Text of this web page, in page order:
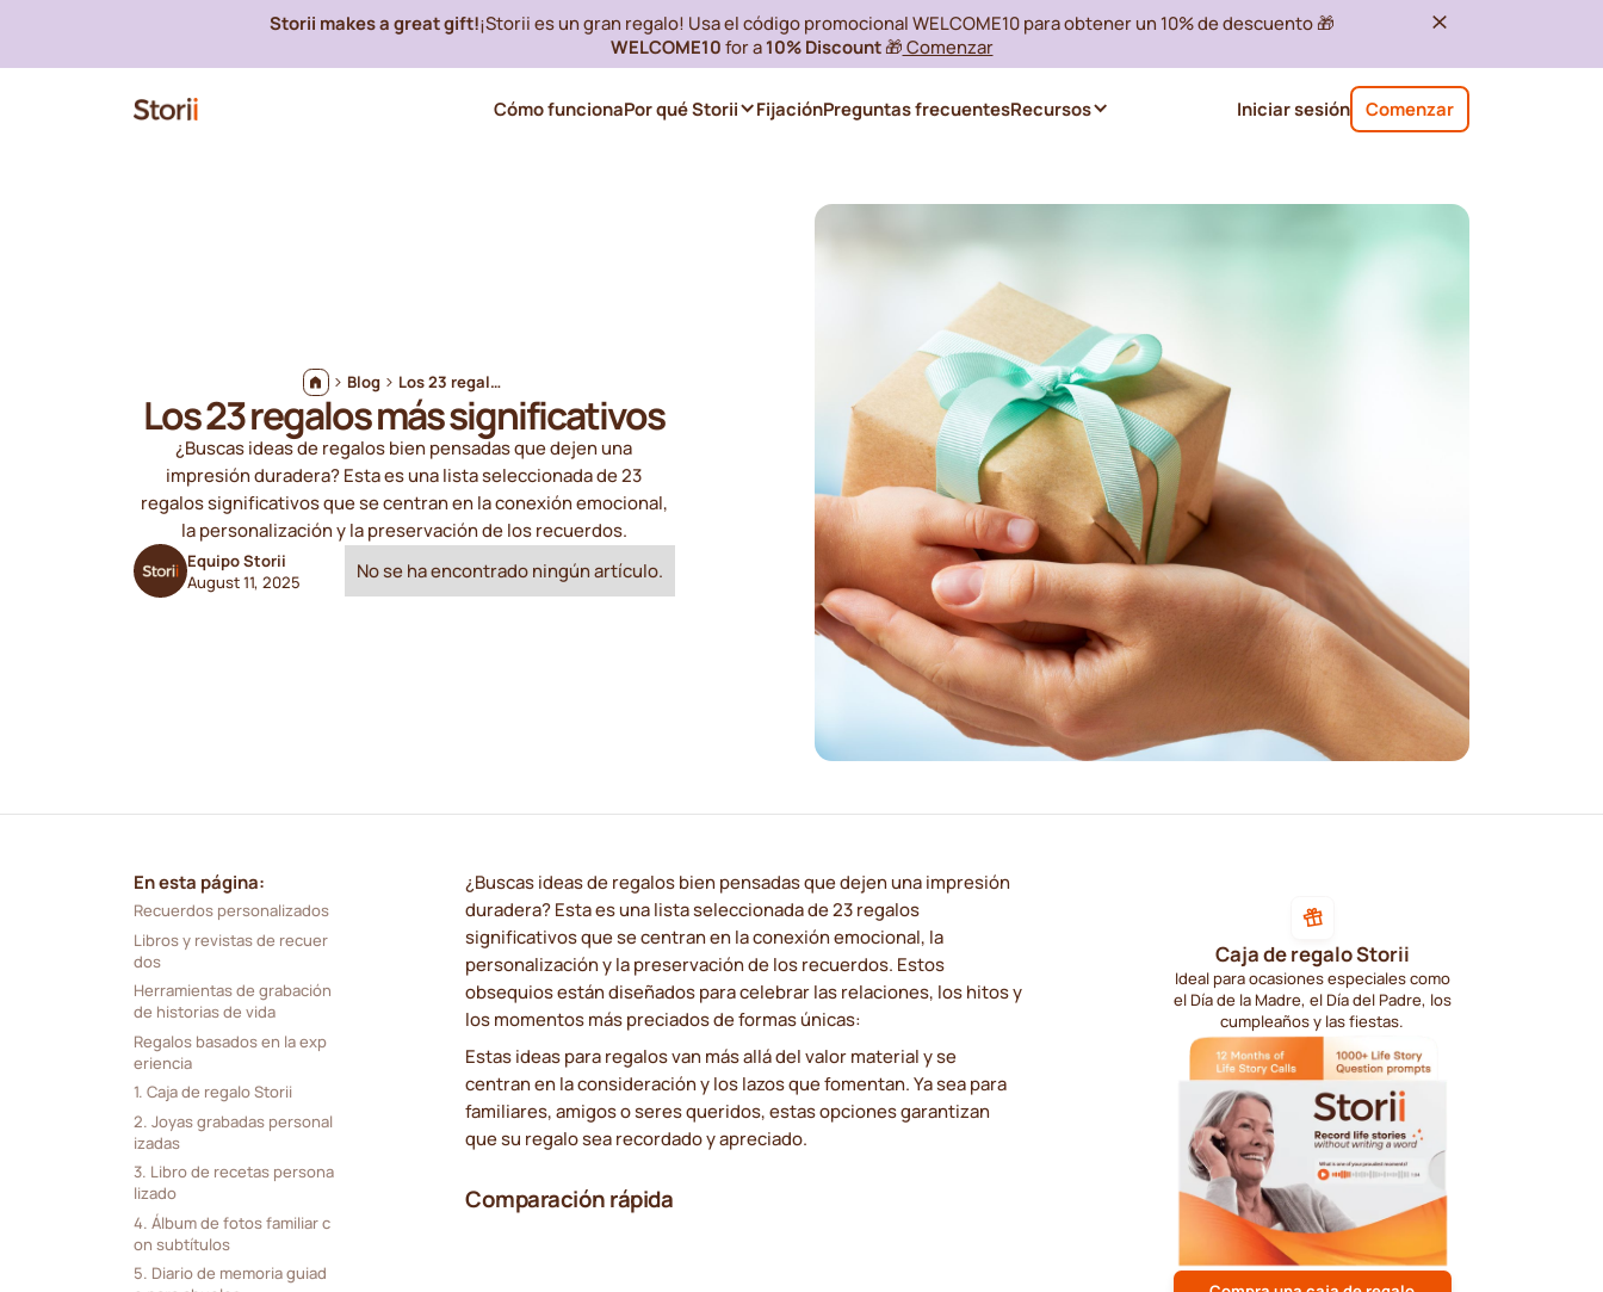
Storii makes a great gift!¡Storii es un gran regalo! Usa el código promocional WELCOME10 para obtener un 10% de descuento 🎁
WELCOME10 for a10% Discount🎁 Comenzar
Iniciar sesión Comenzar
Cómo funcionaPor qué Storii FijaciónPreguntas frecuentesRecursos
Blog Los 23 regalos más significativos
Los 23 regalos más significativos
¿Buscas ideas de regalos bien pensadas que dejen una
impresión duradera? Esta es una lista seleccionada de 23
regalos significativos que se centran en la conexión emocional,
la personalización y la preservación de los recuerdos.
Equipo Storii
August 11, 2025
No se ha encontrado ningún artículo.
En esta página:
Recuerdos personalizados
Libros y revistas de recuer
dos
Herramientas de grabación
de historias de vida
Regalos basados en la exp
eriencia
1. Caja de regalo Storii
2. Joyas grabadas personal
izadas
3. Libro de recetas persona
lizado
4. Álbum de fotos familiar c
on subtítulos
5. Diario de memoria guiad
¿Buscas ideas de regalos bien pensadas que dejen una impresión
duradera? Esta es una lista seleccionada de 23 regalos
significativos que se centran en la conexión emocional, la
personalización y la preservación de los recuerdos. Estos
obsequios están diseñados para celebrar las relaciones, los hitos y
los momentos más preciados de formas únicas:
Estas ideas para regalos van más allá del valor material y se
centran en la consideración y los lazos que fomentan. Ya sea para
familiares, amigos o seres queridos, estas opciones garantizan
que su regalo sea recordado y apreciado.
Comparación rápida
Caja de regalo Storii
Ideal para ocasiones especiales como
el Día de la Madre, el Día del Padre, los
cumpleaños y las fiestas.